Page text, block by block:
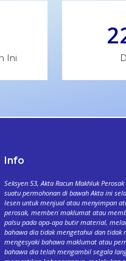
Ini
Info
Seksyen 53, Akta Racun Makhluk
suatu permohonan di bawah Akta ini
lesen untuk menjual atau menyimpan
perosak, memberi maklumat atau
palsu pada apa-apa butir material,
bahawa dia tidak mengetahui dan tidak
mengesyaki bahawa maklumat atau
bahawa dia telah mengambil segala